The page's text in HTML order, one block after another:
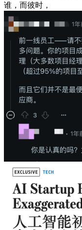
谁，而彼时，